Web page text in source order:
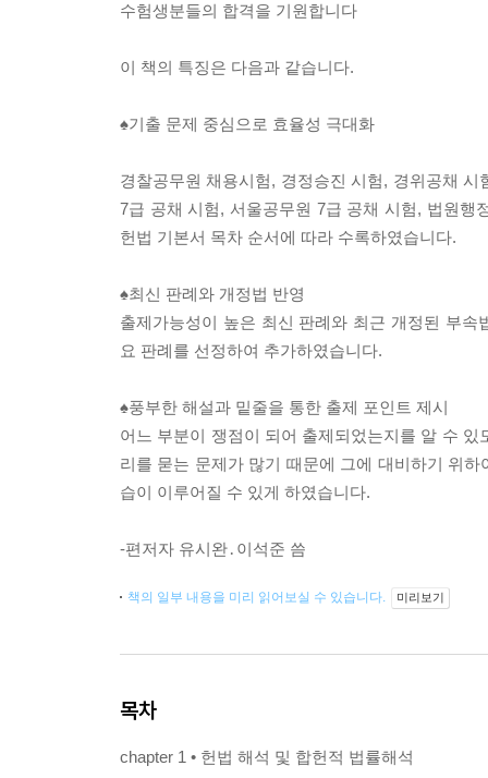
수험생분들의 합격을 기원합니다
이 책의 특징은 다음과 같습니다.
♠기출 문제 중심으로 효율성 극대화
경찰공무원 채용시험, 경정승진 시험, 경위공채
7급 공채 시험, 서울공무원 7급 공채 시험, 법원행
헌법 기본서 목차 순서에 따라 수록하였습니다.
♠최신 판례와 개정법 반영
출제가능성이 높은 최신 판례와 최근 개정된 부
요 판례를 선정하여 추가하였습니다.
♠풍부한 해설과 밑줄을 통한 출제 포인트 제시
어느 부분이 쟁점이 되어 출제되었는지를 알 수
리를 묻는 문제가 많기 때문에 그에 대비하기 위
습이 이루어질 수 있게 하였습니다.
-편저자 유시완․이석준 씀
책의 일부 내용을 미리 읽어보실 수 있습니다. 미리보기
목차
chapter 1 • 헌법 해석 및 합헌적 법률해석